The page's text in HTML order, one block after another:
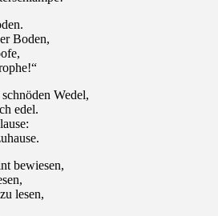
Boden,
Wedel,
edel.
bewiesen,
lesen,